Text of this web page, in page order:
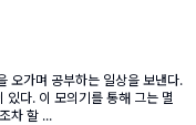
오가며 공부하는 일상을 보낸다.
다. 이 모의기를 통해 그는 멸
차 할 ...